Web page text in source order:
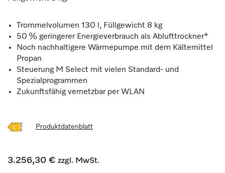
Trommelvolumen 130 l, Füllgewicht 8 kg
50 % geringerer Energieverbrauch als Ablufttrockner*
Noch nachhaltigere Wärmepumpe mit dem Kältemittel
Propan
Steuerung M Select mit vielen Standard- und
Spezialprogrammen
Zukunftsfähig vernetzbar per WLAN
Produktdatenblatt
3.256,30 € zzgl. MwSt.